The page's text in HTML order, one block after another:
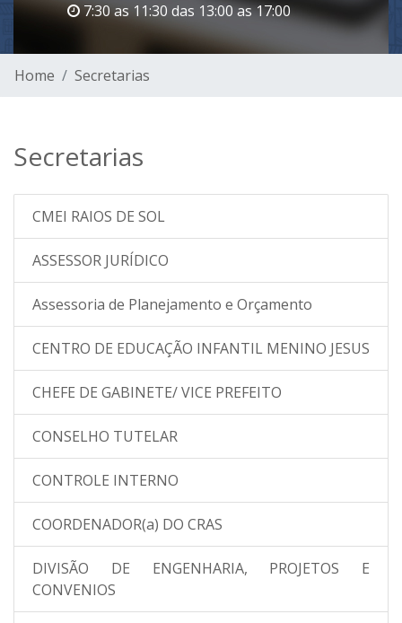
7:30 as 11:30 das 13:00 as 17:00
Home Secretarias
Secretarias
CMEI RAIOS DE SOL
ASSESSOR JURÍDICO
Assessoria de Planejamento e Orçamento
CENTRO DE EDUCAÇÃO INFANTIL MENINO JESUS
CHEFE DE GABINETE/ VICE PREFEITO
CONSELHO TUTELAR
CONTROLE INTERNO
COORDENADOR(a) DO CRAS
DIVISÃO DE ENGENHARIA, PROJETOS E
CONVENIOS